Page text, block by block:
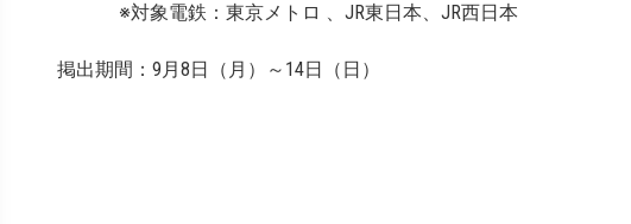
※対象電鉄：東京メトロ 、JR東日本、JR西日本
掲出期間：9月8日（月）～14日（日）